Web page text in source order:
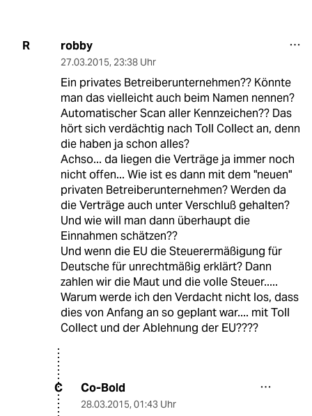
R robby
27.03.2015, 23:38 Uhr
Ein privates Betreiberunternehmen?? Könnte
man das vielleicht auch beim Namen nennen?
Automatischer Scan aller Kennzeichen?? Das
hört sich verdächtig nach Toll Collect an, denn
die haben ja schon alles?
Achso... da liegen die Verträge ja immer noch
nicht offen... Wie ist es dann mit dem "neuen"
privaten Betreiberunternehmen? Werden da
die Verträge auch unter Verschluß gehalten?
Und wie will man dann überhaupt die
Einnahmen schätzen??
Und wenn die EU die Steuerermäßigung für
Deutsche für unrechtmäßig erklärt? Dann
zahlen wir die Maut und die volle Steuer.....
Warum werde ich den Verdacht nicht los, dass
dies von Anfang an so geplant war.... mit Toll
Collect und der Ablehnung der EU????
C Co-Bold
28.03.2015, 01:43 Uhr